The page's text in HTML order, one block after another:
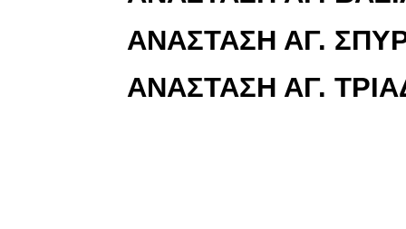
ΑΝΑΣΤΑΣΗ ΑΓ.
ΑΝΑΣΤΑΣΗ ΑΓ.